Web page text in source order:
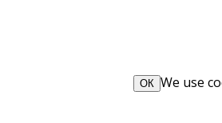
We use
ОК